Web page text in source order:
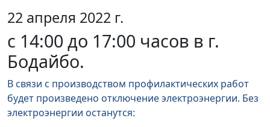
22 апреля 2022 г.
с 14:00 до 17:00 часов в г.
Бодайбо.
В связи с производством профилактических работ
будет произведено отключение электроэнергии. Без
электроэнергии останутся: